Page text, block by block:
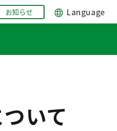
お知らせ Language
いて